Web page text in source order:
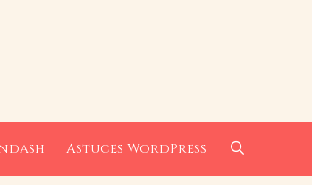
Astuces WordPress